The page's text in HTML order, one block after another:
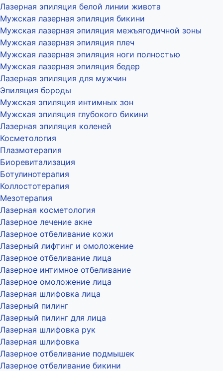
Лазерная эпиляция белой линии живота
Мужская лазерная эпиляция бикини
Мужская лазерная эпиляция межъягодичной зоны
Мужская лазерная эпиляция плеч
Мужская лазерная эпиляция ноги полностью
Мужская лазерная эпиляция бедер
Лазерная эпиляция для мужчин
Эпиляция бороды
Мужская эпиляция интимных зон
Мужская эпиляция глубокого бикини
Лазерная эпиляция коленей
Косметология
Плазмотерапия
Биоревитализация
Ботулинотерапия
Коллостотерапия
Мезотерапия
Лазерная косметология
Лазерное лечение акне
Лазерное отбеливание кожи
Лазерный лифтинг и омоложение
Лазерное отбеливание лица
Лазерное интимное отбеливание
Лазерное омоложение лица
Лазерная шлифовка лица
Лазерный пилинг
Лазерный пилинг для лица
Лазерная шлифовка рук
Лазерная шлифовка
Лазерное отбеливание подмышек
Лазерное отбеливание бикини